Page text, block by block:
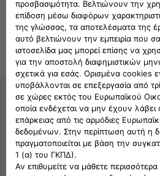
ΕΞΥΠΗΡΕΤΗΣΗ ΠΕΛΑΤΩΝ FIAT
CIAO FIAT